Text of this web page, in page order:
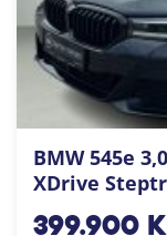
BMW 545e
XDrive
399.900